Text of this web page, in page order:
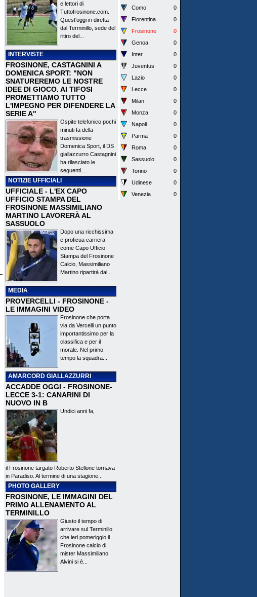
e lettori di
Tuttofrosinone.com.
Quest'oggi in diretta
dal Terminillo, sede del
ritiro del...
INTERVISTE
FROSINONE, CASTAGNINI A
DOMENICA SPORT: "NON
SNATUREREMO LE NOSTRE
IDEE DI GIOCO. AI TIFOSI
PROMETTIAMO TUTTO
L'IMPEGNO PER DIFENDERE LA
SERIE A"
Ospite telefonico pochi
minuti fa della
trasmissione
Domenica Sport, il DS
giallazzurro Castagnini
ha rilasciato le
seguenti...
NOTIZIE UFFICIALI
UFFICIALE - L'EX CAPO
UFFICIO STAMPA DEL
FROSINONE MASSIMILIANO
MARTINO LAVORERÀ AL
SASSUOLO
Dopo una ricchissima
e proficua carriera
come Capo Ufficio
Stampa del Frosinone
Calcio, Massimiliano
Martino ripartirà dal...
MEDIA
PROVERCELLI - FROSINONE -
LE IMMAGINI VIDEO
Frosinone che porta
via da Vercelli un punto
importantissimo per la
classifica e per il
morale. Nel primo
tempo la squadra...
AMARCORD GIALLAZZURRI
ACCADDE OGGI - FROSINONE-
LECCE 3-1: CANARINI DI
NUOVO IN B
Undici anni fa,
il Frosinone targato Roberto Stellone tornava
in Paradiso. Al termine di una stagione...
PHOTO GALLERY
FROSINONE, LE IMMAGINI DEL
PRIMO ALLENAMENTO AL
TERMINILLO
Giusto il tempo di
arrivare sul Terminillo
che ieri pomeriggio il
Frosinone calcio di
mister Massimiliano
Alvini si è...
Como
0
Fiorentina
0
Frosinone
0
Genoa
0
Inter
0
Juventus
0
Lazio
0
Lecce
0
Milan
0
Monza
0
Napoli
0
Parma
0
Roma
0
Sassuolo
0
Torino
0
Udinese
0
Venezia
0